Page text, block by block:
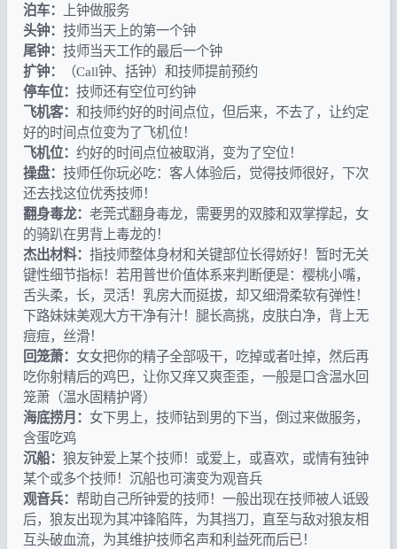
泊车：
上钟做服务
头钟： 技师当天上的第一个钟
尾钟： 技师当天工作的最后一个钟
扩钟：
（Call钟、括钟）和技师提前预约
停车位： 技师还有空位可约钟
飞机客： 和技师约好的时间点位，但后来，不去了，让约定
好的时间点位变为了飞机位！
飞机位： 约好的时间点位被取消，变为了空位！
操盘： 技师任你玩必吃：客人体验后，觉得技师很好，下次
还去找这位优秀技师！
翻身毒龙： 老莞式翻身毒龙，需要男的双膝和双掌撑起，女
的骑趴在男背上毒龙的！
杰出材料： 指技师整体身材和关键部位长得娇好！暂时无关
键性细节指标！若用普世价值体系来判断便是：樱桃小嘴，
舌头柔，长，灵活！乳房大而挺拔，却又细滑柔软有弹性！
下路妹妹美观大方干净有汁！腿长高挑，皮肤白净，背上无
痘痘，丝滑！
回笼萧： 女女把你的精子全部吸干，吃掉或者吐掉，然后再
吃你射精后的鸡巴，让你又痒又爽歪歪，一般是口含温水回
笼萧（温水固精护肾）
海底捞月： 女下男上，技师钻到男的下当，倒过来做服务，
含蛋吃鸡
沉船： 狼友钟爱上某个技师！或爱上，或喜欢，或情有独钟
某个或多个技师！沉船也可演变为观音兵
观音兵： 帮助自己所钟爱的技师！一般出现在技师被人诋毁
后，狼友出现为其冲锋陷阵，为其挡刀，直至与敌对狼友相
互头破血流，为其维护技师名声和利益死而后已！